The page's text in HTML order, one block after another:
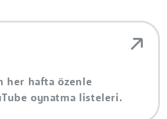
her hafta özenle
oynatma listeleri.